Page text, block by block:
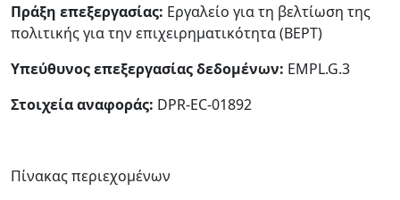
Πράξη επεξεργασίας: Εργαλείο για τη βελτίωση της
πολιτικής για την επιχειρηματικότητα (BEPT)
Υπεύθυνος επεξεργασίας δεδομένων: EMPL.G.3
Στοιχεία αναφοράς: DPR-EC-01892
Πίνακας περιεχομένων